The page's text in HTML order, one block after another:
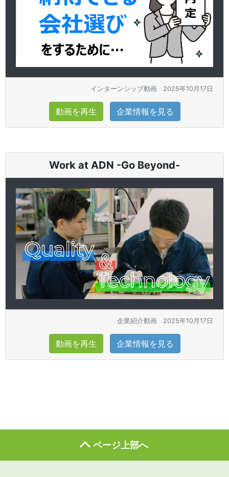
インターンシップ動画 2025年10月17日
動画を再生 企業情報を見る
Work at ADN -Go Beyond-
企業紹介動画 2025年10月17日
動画を再生 企業情報を見る
ページ上部へ